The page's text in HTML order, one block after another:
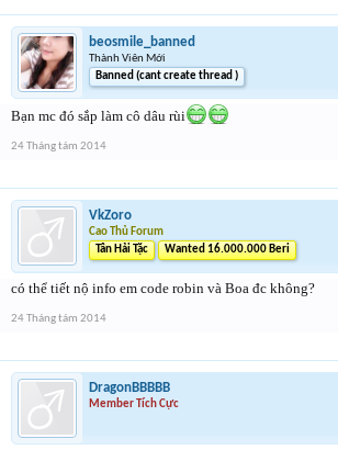
beosmile_banned
Thành Viên Mới
Banned (cant create thread )
Bạn mc đó sắp làm cô dâu rùi
24 Tháng tám 2014
VkZoro
Cao Thủ Forum
Tân Hải Tặc
Wanted 16.000.000 Beri
có thể tiết nộ info em code robin và Boa đc không?
24 Tháng tám 2014
DragonBBBBB
Member Tích Cực